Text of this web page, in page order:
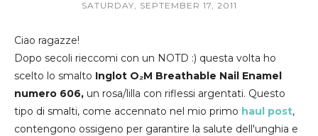
SATURDAY, SEPTEMBER 17, 2011
Ciao ragazze!
Dopo secoli rieccomi con un NOTD :) questa volta ho
scelto lo smalto Inglot O₂M Breathable Nail Enamel
numero 606, un rosa/lilla con riflessi argentati. Questo
tipo di smalti, come accennato nel mio primo haul post,
contengono ossigeno per garantire la salute dell'unghia e